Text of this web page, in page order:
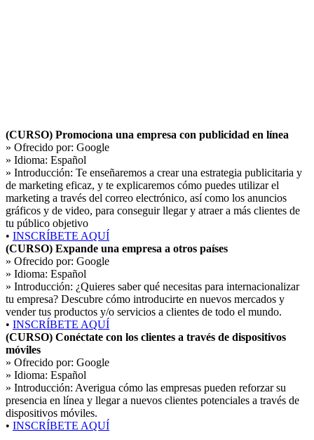
(CURSO) Promociona una empresa con publicidad en línea
» Ofrecido por: Google
» Idioma: Español
» Introducción: Te enseñaremos a crear una estrategia publicitaria y
de marketing eficaz, y te explicaremos cómo puedes utilizar el
marketing a través del correo electrónico, así como los anuncios
gráficos y de video, para conseguir llegar y atraer a más clientes de
tu público objetivo
• INSCRÍBETE AQUÍ
(CURSO) Expande una empresa a otros países
» Ofrecido por: Google
» Idioma: Español
» Introducción: ¿Quieres saber qué necesitas para internacionalizar
tu empresa? Descubre cómo introducirte en nuevos mercados y
vender tus productos y/o servicios a clientes de todo el mundo.
• INSCRÍBETE AQUÍ
(CURSO) Conéctate con los clientes a través de dispositivos
móviles
» Ofrecido por: Google
» Idioma: Español
» Introducción: Averigua cómo las empresas pueden reforzar su
presencia en línea y llegar a nuevos clientes potenciales a través de
dispositivos móviles.
• INSCRÍBETE AQUÍ